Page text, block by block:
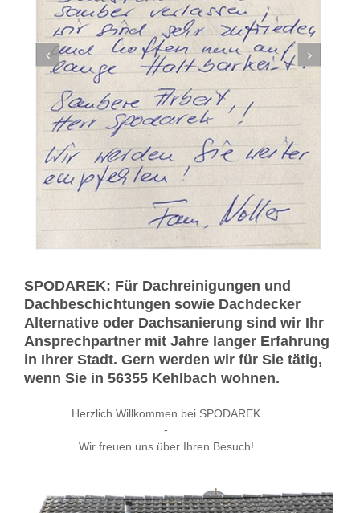
SPODAREK: Für Dachreinigungen und
Dachbeschichtungen sowie Dachdecker
Alternative oder Dachsanierung sind wir Ihr
Ansprechpartner mit Jahre langer Erfahrung
in Ihrer Stadt. Gern werden wir für Sie tätig,
wenn Sie in 56355 Kehlbach wohnen.
Herzlich Willkommen bei SPODAREK
-
Wir freuen uns über Ihren Besuch!